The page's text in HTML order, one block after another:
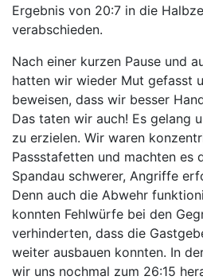
Ergebnis von 20:7 in die
verabschieden.
Nach einer kurzen Pause und
hatten wir wieder Mut gefasst
beweisen, dass wir besser
Das taten wir auch! Es gelang
zu erzielen. Wir waren
Passstafetten und machten es
Spandau schwerer, Angriffe
Denn auch die Abwehr
konnten Fehlwürfe bei den
verhinderten, dass die
weiter ausbauen konnten. In
wir uns nochmal zum 26:15